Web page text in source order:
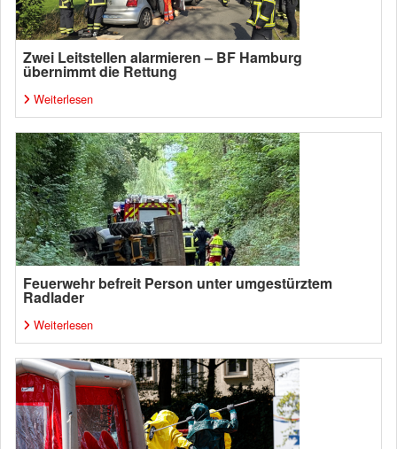
Zwei Leitstellen alarmieren – BF Hamburg
übernimmt die Rettung
Weiterlesen
Feuerwehr befreit Person unter umgestürztem
Radlader
Weiterlesen